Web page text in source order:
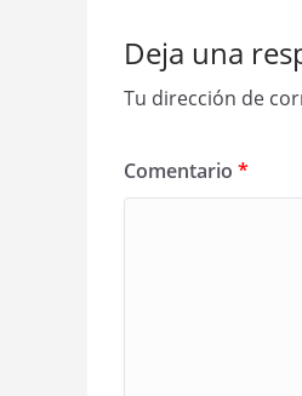
Deja una
Tu dirección de
Comentario *